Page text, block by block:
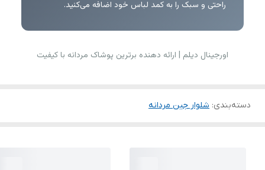
راحتی و سبک را به کمد لباس خود اضافه می‌کنید.
اورجینال دیلم | ارائه دهنده برترین پوشاک مردانه با کیفیت
دسته‌بندی: شلوار جین مردانه